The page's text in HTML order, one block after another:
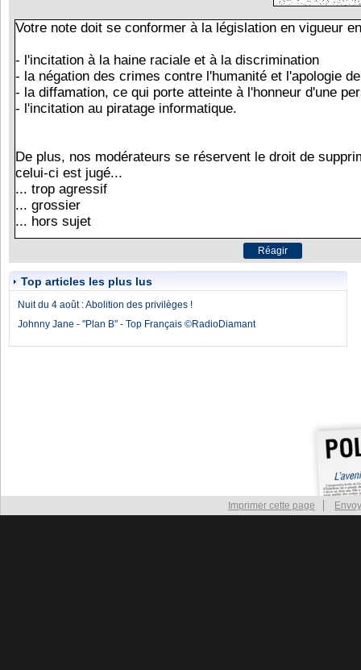
Top articles les plus lus
Nuit du 4 août : Abolition des privilèges !
Johnny Jane - "Plan B" - Top Français ©RadioDiamant
Imprimer cette page